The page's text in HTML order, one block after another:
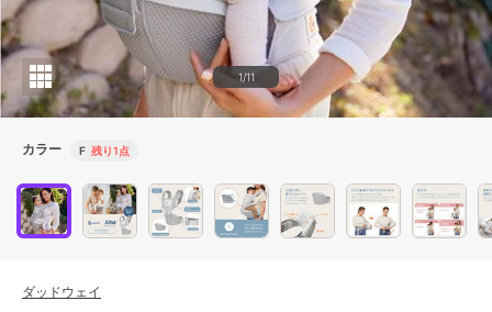
1/11
カラー F 残り1点
ダッドウェイ